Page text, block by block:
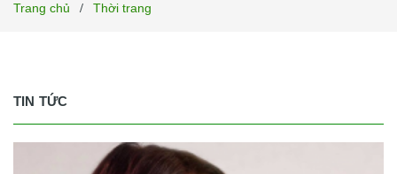
Trang chủ / Thời trang
TIN TỨC